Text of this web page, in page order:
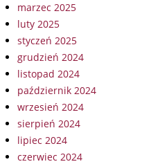
marzec 2025
luty 2025
styczeń 2025
grudzień 2024
listopad 2024
październik 2024
wrzesień 2024
sierpień 2024
lipiec 2024
czerwiec 2024